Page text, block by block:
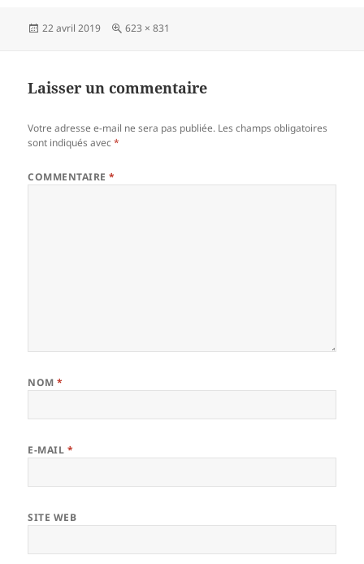
Publié
le
22 avril 2019
Taille
623 × 831
Laisser un commentaire
Votre adresse e-mail ne sera pas publiée. Les champs obligatoires
sont indiqués avec*
COMMENTAIRE*
NOM*
E-MAIL *
SITE WEB